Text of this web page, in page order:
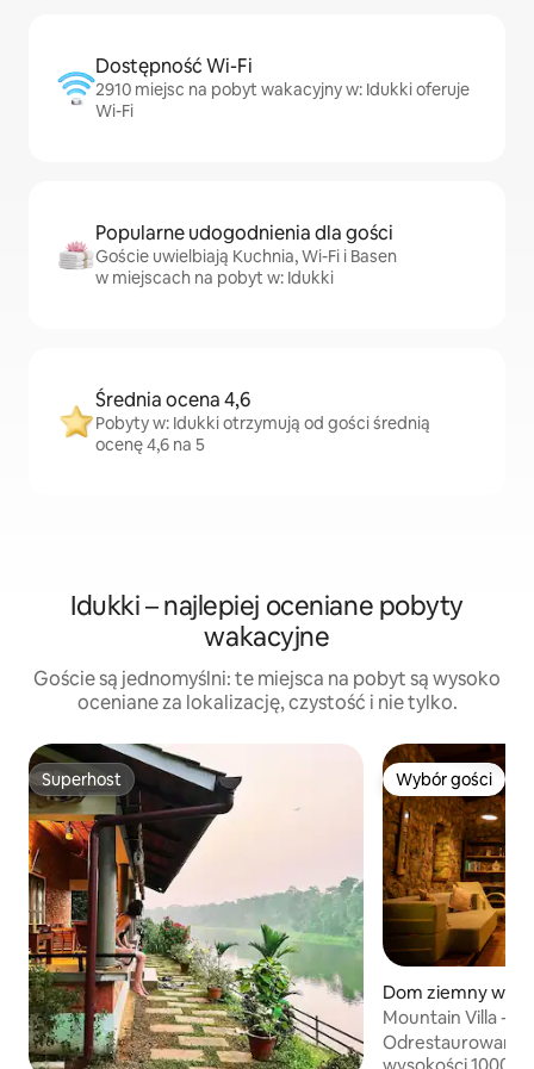
Dostępność Wi-Fi
2910 miejsc na pobyt wakacyjny w: Idukki oferuje
Wi-Fi
Popularne udogodnienia dla gości
Goście uwielbiają Kuchnia, Wi-Fi i Basen
w miejscach na pobyt w: Idukki
Średnia ocena 4,6
Pobyty w: Idukki otrzymują od gości średnią
ocenę 4,6 na 5
Idukki – najlepiej oceniane pobyty
wakacyjne
Goście są jednomyślni: te miejsca na pobyt są wysoko
oceniane za lokalizację, czystość i nie tylko.
Superhost
Superhost Wybór gości
Wybór gości
Dom ziemny w:
Mountain Villa -
Odrestaurowany